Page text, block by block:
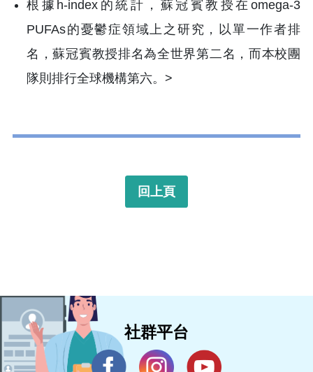
根據h-index的統計，蘇冠賓教授在omega-3
PUFAs的憂鬱症領域上之研究，以單一作者排
名，蘇冠賓教授排名為全世界第二名，而本校團
隊則排行全球機構第六。>
回上頁
社群平台